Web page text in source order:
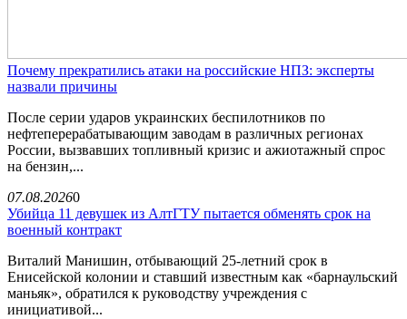
Почему прекратились атаки на российские НПЗ: эксперты
назвали причины
После серии ударов украинских беспилотников по
нефтеперерабатывающим заводам в различных регионах
России, вызвавших топливный кризис и ажиотажный спрос
на бензин,...
07.08.20260
Убийца 11 девушек из АлтГТУ пытается обменять срок на
военный контракт
Виталий Манишин, отбывающий 25-летний срок в
Енисейской колонии и ставший известным как «барнаульский
маньяк», обратился к руководству учреждения с
инициативой...